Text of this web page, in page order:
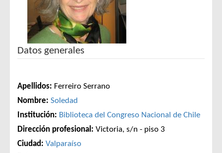
Datos generales
Apellidos: Ferreiro Serrano
Nombre: Soledad
Institución: Biblioteca del Congreso Nacional de Chile
Dirección profesional: Victoria, s/n - piso 3
Ciudad: Valparaíso